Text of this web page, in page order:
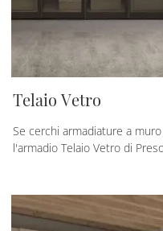
Telaio Vetro
Se cerchi armadiature a
l'armadio Telaio Vetro di